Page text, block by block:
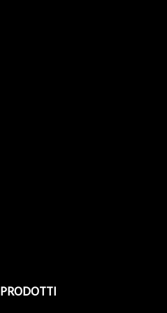
PRODOTTI